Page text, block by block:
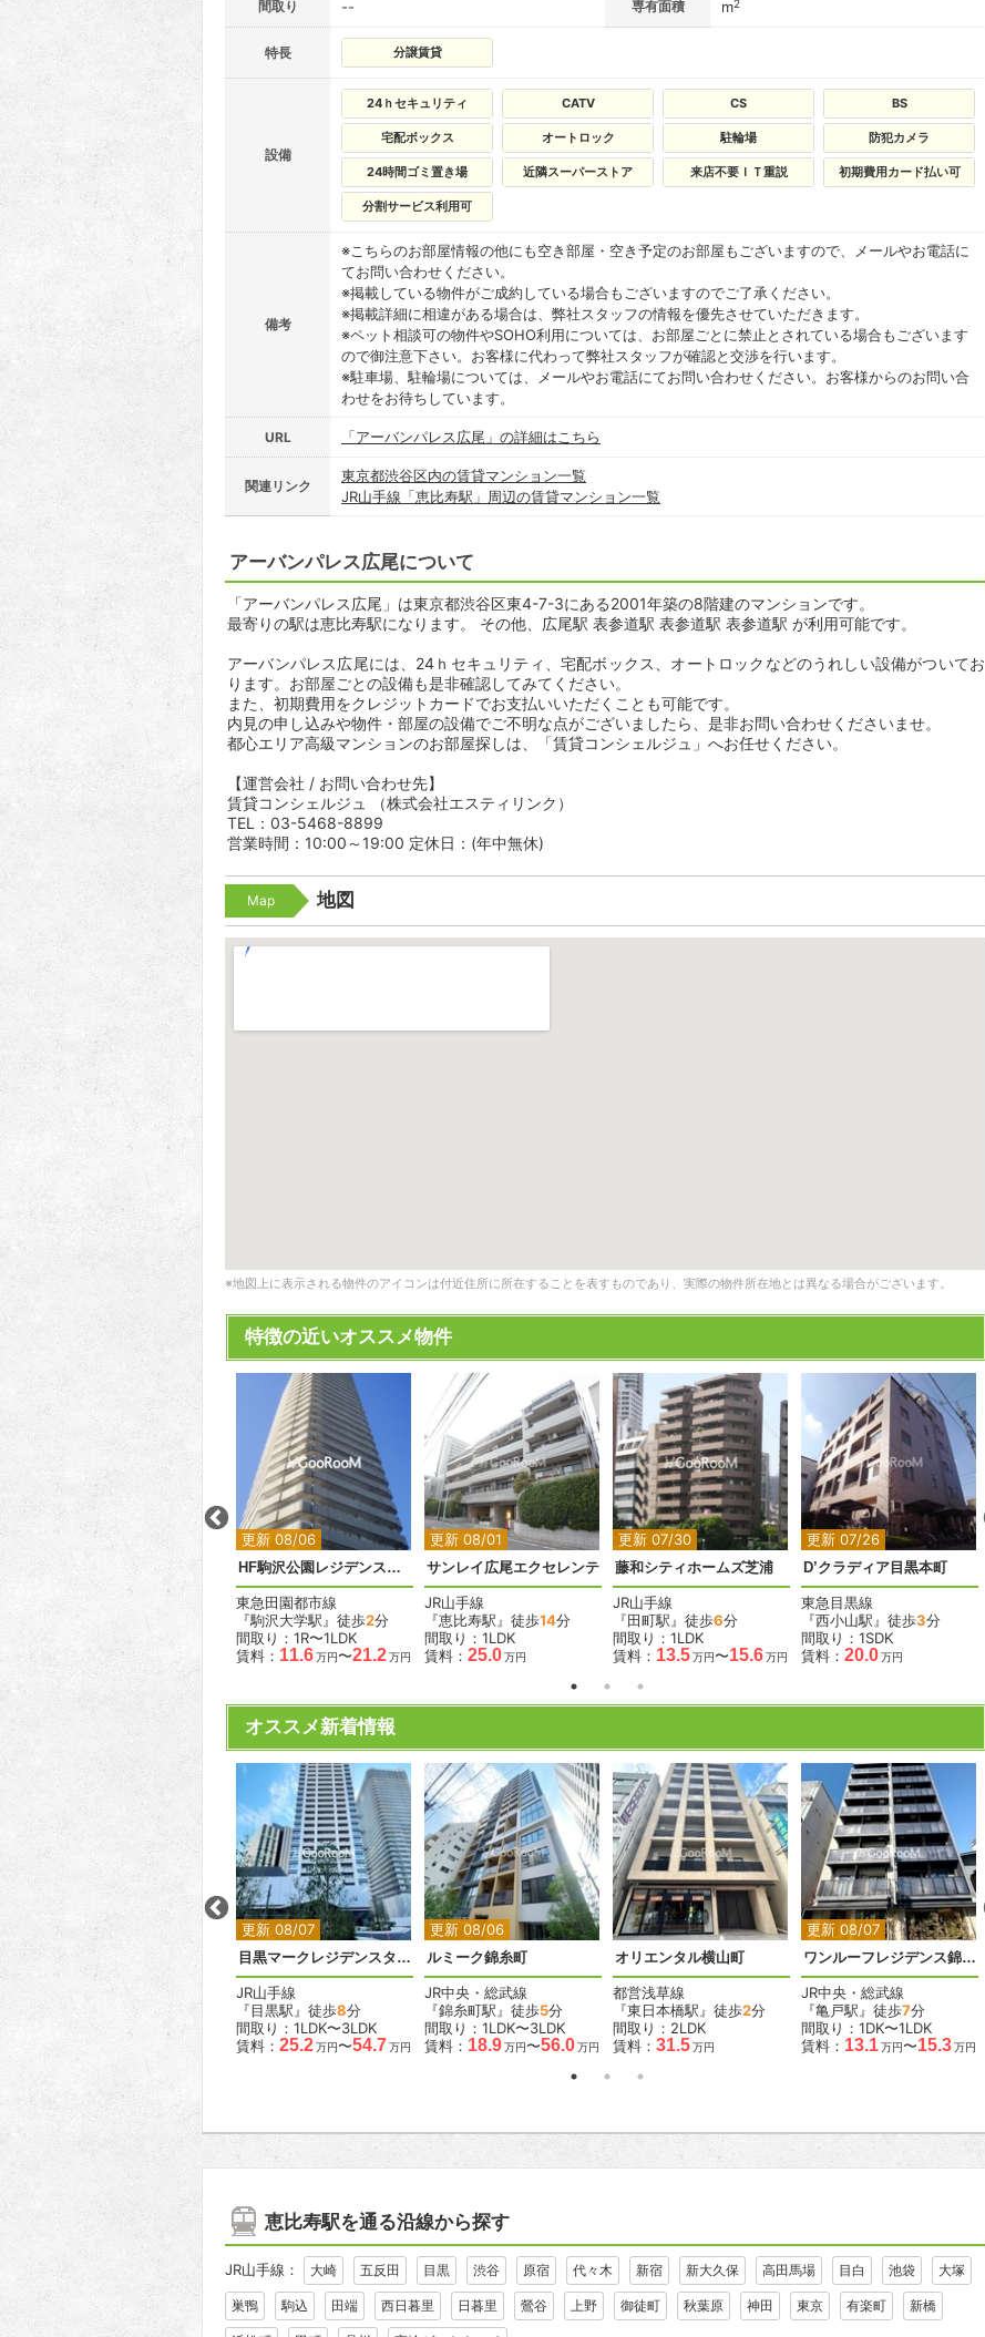
間取り -- 専有面積 m2
特長 分譲賃貸
設備
24ｈセキュリティ CATV CS BS
宅配ボックス オートロック 駐輪場 防犯カメラ
24時間ゴミ置き場 近隣スーパーストア 来店不要ＩＴ重説 初期費用カード払い可
分割サービス利用可
備考
※こちらのお部屋情報の他にも空き部屋・空き予定のお部屋もございますので、メールやお電話に
てお問い合わせください。
※掲載している物件がご成約している場合もございますのでご了承ください。
※掲載詳細に相違がある場合は、弊社スタッフの情報を優先させていただきます。
※ペット相談可の物件やSOHO利用については、お部屋ごとに禁止とされている場合もございます
ので御注意下さい。お客様に代わって弊社スタッフが確認と交渉を行います。
※駐車場、駐輪場については、メールやお電話にてお問い合わせください。お客様からのお問い合
わせをお待ちしています。
URL 「アーバンパレス広尾」の詳細はこちら
関連リンク
東京都渋谷区内の賃貸マンション一覧
JR山手線「恵比寿駅」周辺の賃貸マンション一覧
アーバンパレス広尾について
「アーバンパレス広尾」は東京都渋谷区東4-7-3にある2001年築の8階建のマンションです。
最寄りの駅は恵比寿駅になります。 その他、広尾駅 表参道駅 表参道駅 表参道駅 が利用可能です。
アーバンパレス広尾には、24ｈセキュリティ、宅配ボックス、オートロックなどのうれしい設備がついてお
ります。お部屋ごとの設備も是非確認してみてください。
また、初期費用をクレジットカードでお支払いいただくことも可能です。
内見の申し込みや物件・部屋の設備でご不明な点がございましたら、是非お問い合わせくださいませ。
都心エリア高級マンションのお部屋探しは、「賃貸コンシェルジュ」へお任せください。
【運営会社 / お問い合わせ先】
賃貸コンシェルジュ （株式会社エスティリンク）
TEL：03-5468-8899
営業時間：10:00～19:00 定休日：(年中無休)
Map 地図
※地図上に表示される物件のアイコンは付近住所に所在することを表すものであり、実際の物件所在地とは異なる場合がございます。
特徴の近いオススメ物件
更新 07/13
ディアナコート上目黒
東急東横線
『中目黒駅』徒歩
賃料：
37.0 万円
更新 08/06
2
HF駒沢公園レジデンスタワー
東急田園都市線
『駒沢大学駅』徒歩2分
間取り：1R〜1LDK
賃料： 11.6万円〜21.2万円
更新 08/01
2
サンレイ広尾エクセレンテ
JR山手線
『恵比寿駅』徒歩14分
間取り：1LDK
賃料： 25.0万円
更新 07/30
2
藤和シティホームズ芝浦
JR山手線
『田町駅』徒歩6分
間取り：1LDK
賃料： 13.5万円〜15.6万円
更新 07/26
2
D’クラディア目黒本町
東急目黒線
『西小山駅』徒歩3分
間取り：1SDK
賃料： 20.0万円
オススメ新着情報
更新 08/06
ベルメゾン尾山台駅前
東急大井町線
『尾山台駅』徒歩 2分
間取り：1LDK
賃料：
18.0 19.0
更新 08/07
2
目黒マークレジデンスタワー
JR山手線
『目黒駅』徒歩8分
間取り：1LDK〜3LDK
賃料： 25.2万円〜54.7万円
更新 08/06
2
ルミーク錦糸町
JR中央・総武線
『錦糸町駅』徒歩5分
間取り：1LDK〜3LDK
賃料： 18.9万円〜56.0万円
2
オリエンタル横山町
都営浅草線
『東日本橋駅』徒歩2分
間取り：2LDK
賃料： 31.5万円
更新 08/07
2 2
ワンルーフレジデンス錦糸町
JR中央・総武線
『亀戸駅』徒歩7分
間取り：1DK〜1LDK
賃料： 13.1万円〜15.3万円
恵比寿駅を通る沿線から探す
JR山手線： 大崎 五反田 目黒 渋谷 原宿 代々木 新宿 新大久保 高田馬場 目白 池袋 大塚
巣鴨 駒込 田端 西日暮里 日暮里 鶯谷 上野 御徒町 秋葉原 神田 東京 有楽町 新橋